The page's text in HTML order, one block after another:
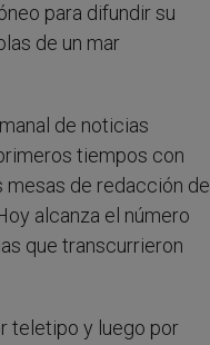
para difundir su
de un mar
de noticias
tiempos con
mesas de redacción de
alcanza el número
que transcurrieron
teletipo y luego por